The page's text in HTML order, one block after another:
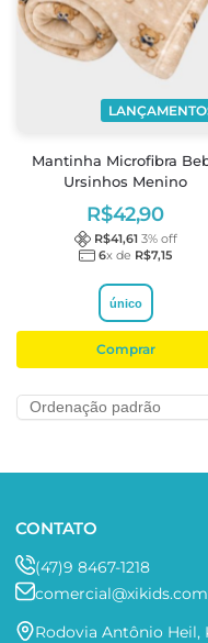
Mantinha Microfibra
Ursinhos Menino
R$42,90
R$41,61 3% off
6x de R$7,15
único
Comprar
CONTATO
(47)9 8467-1218
Rodovia Antônio Heil,